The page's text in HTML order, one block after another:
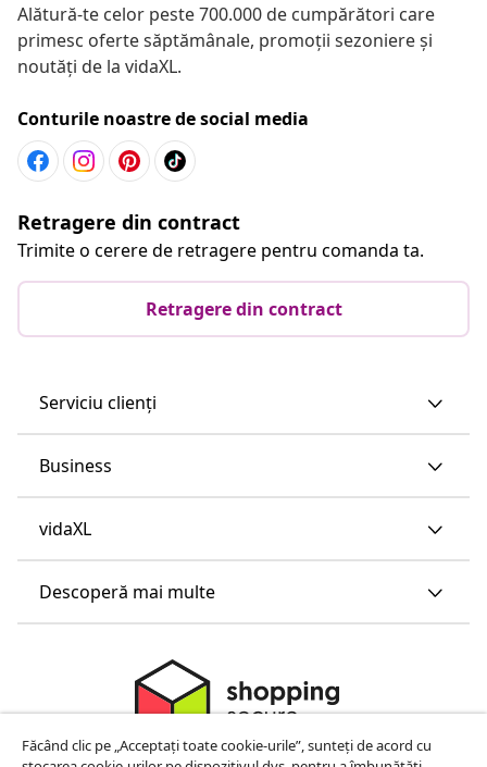
Alătură-te celor peste 700.000 de cumpărători care
primesc oferte săptămânale, promoții sezoniere și
noutăți de la vidaXL.
Conturile noastre de social media
Retragere din contract
Trimite o cerere de retragere pentru comanda ta.
Retragere din contract
Serviciu clienți
Business
vidaXL
Descoperă mai multe
Făcând clic pe „Acceptați toate cookie-urile”, sunteți de acord cu